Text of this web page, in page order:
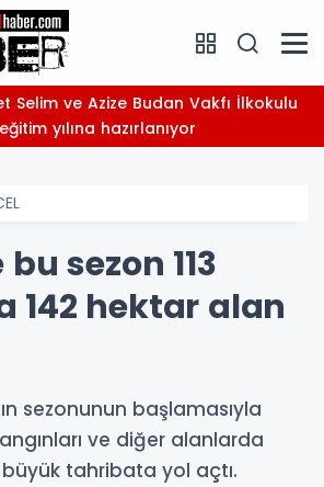
yılına hazırlanıyor
sezon 113
142 hektar alan
sezonunun başlamasıyla
ve diğer alanlarda
büyük tahribata yol açtı.